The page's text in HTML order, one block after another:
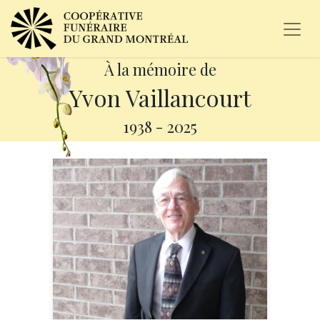
À la mémoire de
Yvon Vaillancourt
1938 - 2025